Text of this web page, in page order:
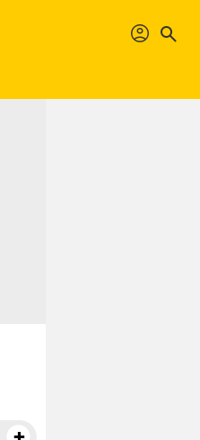
profil search